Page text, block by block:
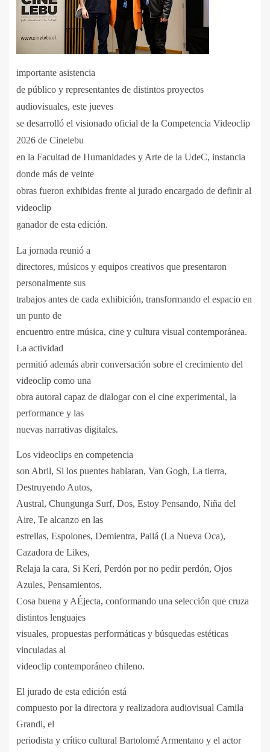
importante asistencia
de público y representantes de distintos proyectos
audiovisuales, este jueves
se desarrolló el visionado oficial de la Competencia Videoclip
2026 de Cinelebu
en la Facultad de Humanidades y Arte de la UdeC, instancia
donde más de veinte
obras fueron exhibidas frente al jurado encargado de definir al
videoclip
ganador de esta edición.
La jornada reunió a
directores, músicos y equipos creativos que presentaron
personalmente sus
trabajos antes de cada exhibición, transformando el espacio en
un punto de
encuentro entre música, cine y cultura visual contemporánea.
La actividad
permitió además abrir conversación sobre el crecimiento del
videoclip como una
obra autoral capaz de dialogar con el cine experimental, la
performance y las
nuevas narrativas digitales.
Los videoclips en competencia
son Abril, Si los puentes hablaran, Van Gogh, La tierra,
Destruyendo Autos,
Austral, Chungunga Surf, Dos, Estoy Pensando, Niña del
Aire, Te alcanzo en las
estrellas, Espolones, Demientra, Pallá (La Nueva Oca),
Cazadora de Likes,
Relaja la cara, Si Kerí, Perdón por no pedir perdón, Ojos
Azules, Pensamientos,
Cosa buena y AÉjecta, conformando una selección que cruza
distintos lenguajes
visuales, propuestas performáticas y búsquedas estéticas
vinculadas al
videoclip contemporáneo chileno.
El jurado de esta edición está
compuesto por la directora y realizadora audiovisual Camila
Grandi, el
periodista y crítico cultural Bartolomé Armentano y el actor